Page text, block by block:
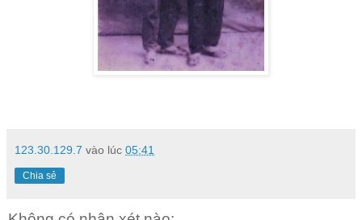
123.30.129.7 vào lúc 05:41
Chia sẻ